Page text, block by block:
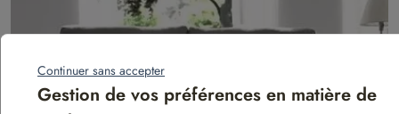
Continuer sans accepter
Gestion de vos préférences en matière de